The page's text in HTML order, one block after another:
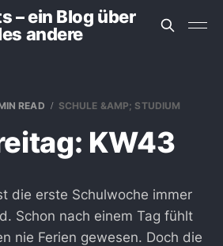
– ein Blog über
andere
READ SCHULE &AMP; STUDIUM
KW43
die erste Schulwoche immer
Schon nach einem Tag fühlt
nie Ferien gewesen. Doch die